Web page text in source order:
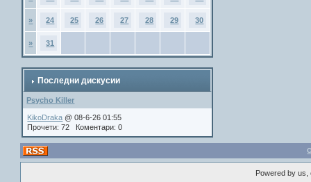
» 24 25 26 27 28 29 30
» 31
Последни дискусии
Psycho Killer
KikoDraka @ 08-6-26 01:55
Прочети: 72 Коментари: 0
Powered by